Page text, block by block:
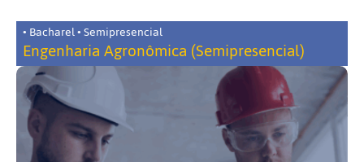
• Bacharel • Semipresencial
Engenharia Agronômica (Semipresencial)